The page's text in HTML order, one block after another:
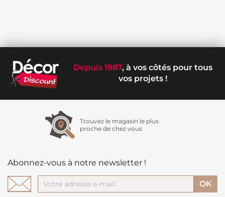
Depuis 1987, à vos côtés pour tous
vos projets !
Trouvez le magasin le plus
proche de chez vous
Abonnez-vous à notre newsletter !